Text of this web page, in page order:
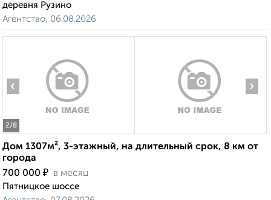
деревня Рузино
Агентство, 06.08.2026
2/8
‹ ›
Дом 1307м², 3-этажный, на длительный срок, 8 км от
города
700 000 ₽ в месяц
Пятницкое шоссе